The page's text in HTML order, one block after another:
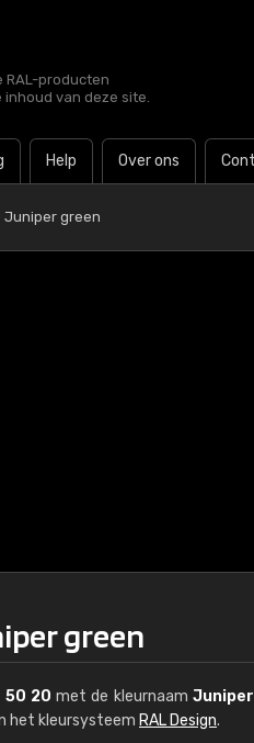
RAL-producten
inhoud van deze site.
Help Over ons
Juniper green
green
50 20 met de kleurnaam
het kleursysteem RAL Design.